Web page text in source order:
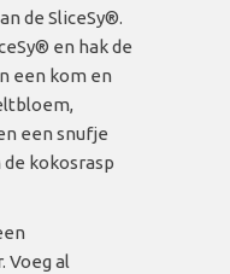
de SliceSy®.
en hak de
een kom en
een snufje
kokosrasp
Voeg al